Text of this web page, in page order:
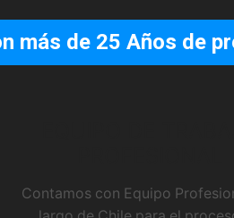
más de 25 Años de
Contamos con Equipo